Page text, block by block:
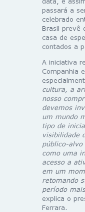
passará a
celebrado
Brasil prevê
casa de
contados a
A iniciativa
Companhia
cultura, a
nosso
devemos
um mundo
tipo de
visibilidade
público-alvo
como uma
acesso a
em um
retomando
período
explica o
Ferrara.